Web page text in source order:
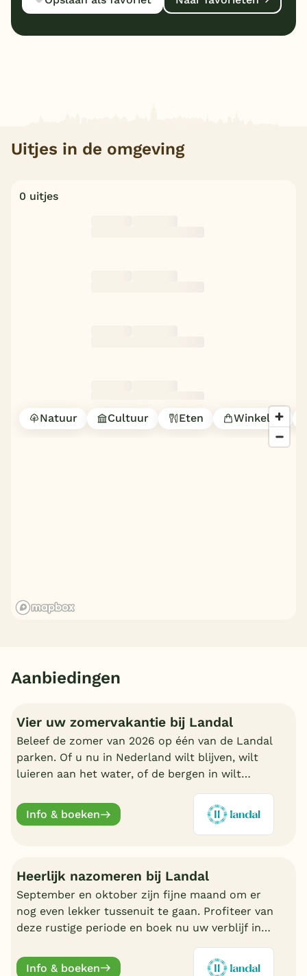
Uitjes in de omgeving
0 uitjes
Natuur Cultuur Eten Winkelen
Aanbiedingen
Vier uw zomervakantie bij Landal
Beleef de zomer van 2026 op één van de Landal
parken. Of u nu in Nederland wilt blijven, wilt
luieren aan het water, of de bergen in wilt
fijn Landal park.
Info & boeken
Heerlijk nazomeren bij Landal
September en oktober zijn fijne maand om er
nog even lekker tussenuit te gaan. Profiteer van
deze rustige periode en boek nu uw verblijf in
Info & boeken